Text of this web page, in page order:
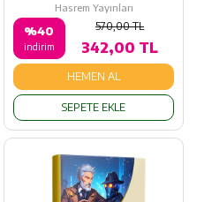
Hasrem Yayınları
%40
indirim
570,00 TL
342,00 TL
HEMEN AL
SEPETE EKLE